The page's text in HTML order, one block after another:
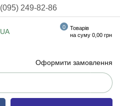
(095) 249-82-86
Оформити замовлення
UA Товарів
0
на суму 0,00 грн